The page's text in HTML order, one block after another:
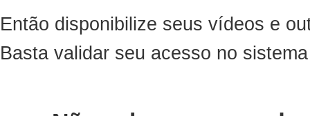
Então disponibilize seus vídeos e
Basta validar seu acesso no